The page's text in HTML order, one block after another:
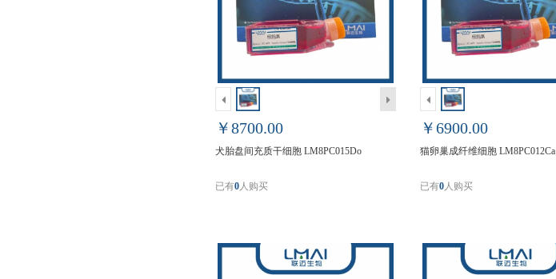
￥8700.00
犬胎盘间充质干细胞 LM8PC015Do
已有0人购买
￥6900.00
猫卵巢成纤维细胞 LM8PC012Ca
已有0人购买